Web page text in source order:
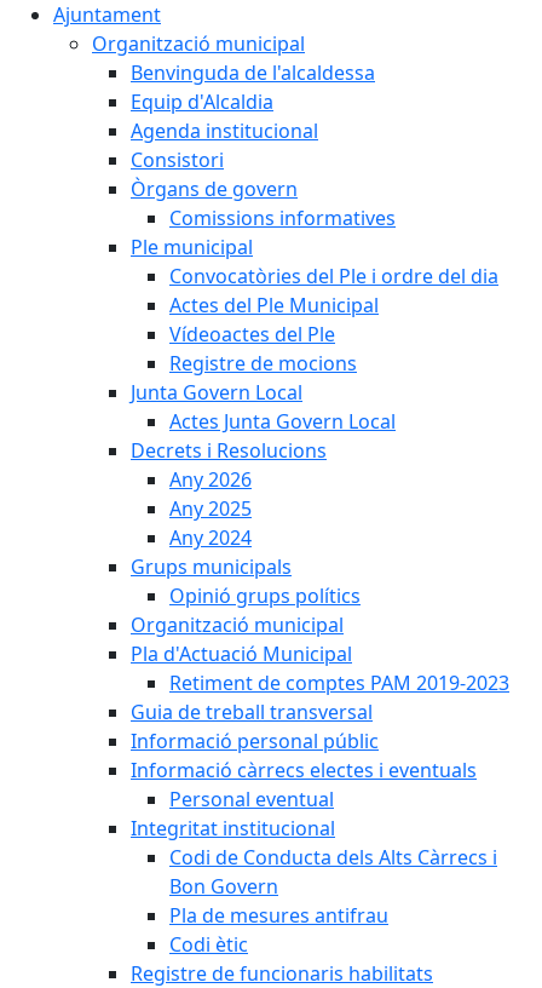
Ajuntament
Organització municipal
Benvinguda de l'alcaldessa
Equip d'Alcaldia
Agenda institucional
Consistori
Òrgans de govern
Comissions informatives
Ple municipal
Convocatòries del Ple i ordre del dia
Actes del Ple Municipal
Vídeoactes del Ple
Registre de mocions
Junta Govern Local
Actes Junta Govern Local
Decrets i Resolucions
Any 2026
Any 2025
Any 2024
Grups municipals
Opinió grups polítics
Organització municipal
Pla d'Actuació Municipal
Retiment de comptes PAM 2019-2023
Guia de treball transversal
Informació personal públic
Informació càrrecs electes i eventuals
Personal eventual
Integritat institucional
Codi de Conducta dels Alts Càrrecs i
Bon Govern
Pla de mesures antifrau
Codi ètic
Registre de funcionaris habilitats